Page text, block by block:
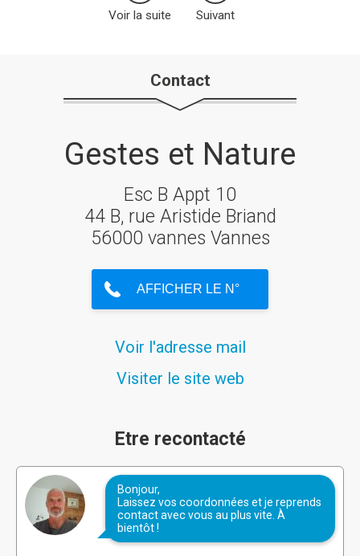
Voir la suite Suivant
Contact
Gestes et Nature
Esc B Appt 10
44 B, rue Aristide Briand
56000 vannes Vannes
Voir l'adresse mail
Visiter le site web
Etre recontacté
Bonjour,
Laissez vos coordonnées et je reprends
contact avec vous au plus vite. À
bientôt !